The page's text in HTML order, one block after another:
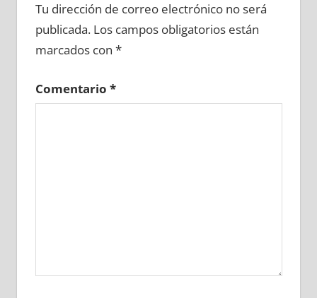
Tu dirección de correo electrónico no será
publicada. Los campos obligatorios están
marcados con *
Comentario *